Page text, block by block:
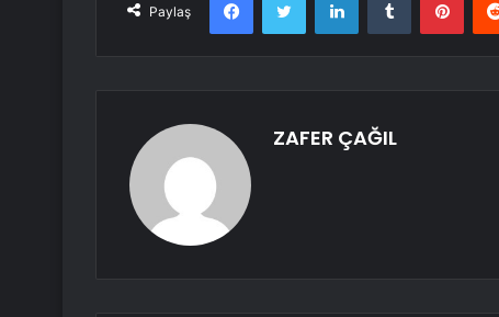
Paylaş
ZAFER ÇAĞIL